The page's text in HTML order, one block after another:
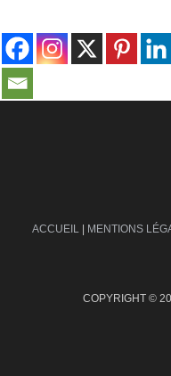
ACCUEIL | MENTIONS
COPYRIGHT ©